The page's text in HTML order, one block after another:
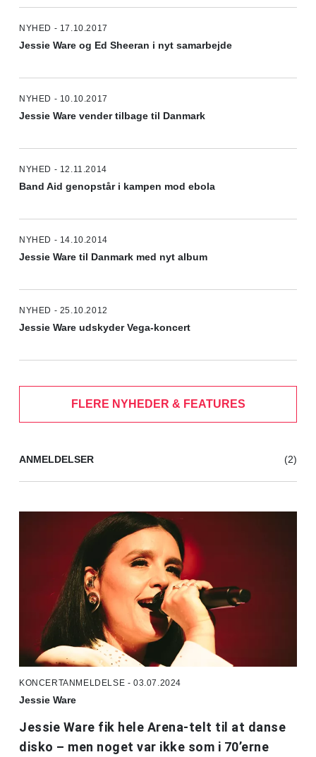
NYHED - 17.10.2017
Jessie Ware og Ed Sheeran i nyt samarbejde
NYHED - 10.10.2017
Jessie Ware vender tilbage til Danmark
NYHED - 12.11.2014
Band Aid genopstår i kampen mod ebola
NYHED - 14.10.2014
Jessie Ware til Danmark med nyt album
NYHED - 25.10.2012
Jessie Ware udskyder Vega-koncert
FLERE NYHEDER & FEATURES
ANMELDELSER (2)
KONCERTANMELDELSE - 03.07.2024
Jessie Ware
Jessie Ware fik hele Arena-telt til at danse
disko – men noget var ikke som i 70’erne